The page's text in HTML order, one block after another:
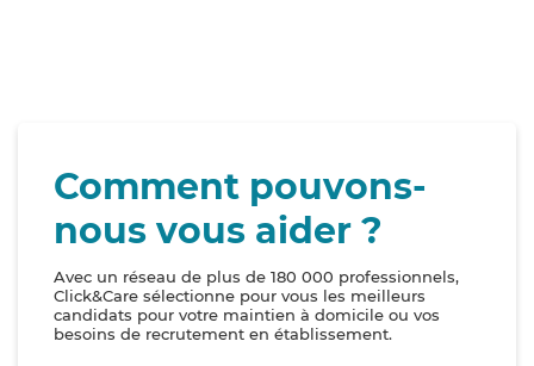
Comment pouvons-
nous vous aider ?
Avec un réseau de plus de 180 000 professionnels,
Click&Care sélectionne pour vous les meilleurs
candidats pour votre maintien à domicile ou vos
besoins de recrutement en établissement.